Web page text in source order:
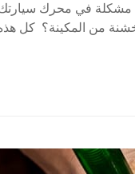
مشكلة في محرك
من المكينة؟ كل هذه